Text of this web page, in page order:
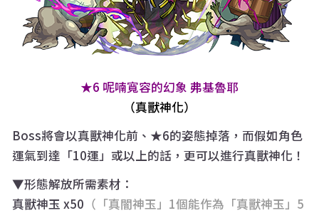
★6 呢喃寬容的幻象 弗基魯耶
（真獸神化）
Boss將會以真獸神化前、★6的姿態掉落，而假如角色
運氣到達「10運」或以上的話，更可以進行真獸神化！
▼形態解放所需素材：
真獸神玉 x50 （「真闇神玉」1個能作為「真獸神玉」5